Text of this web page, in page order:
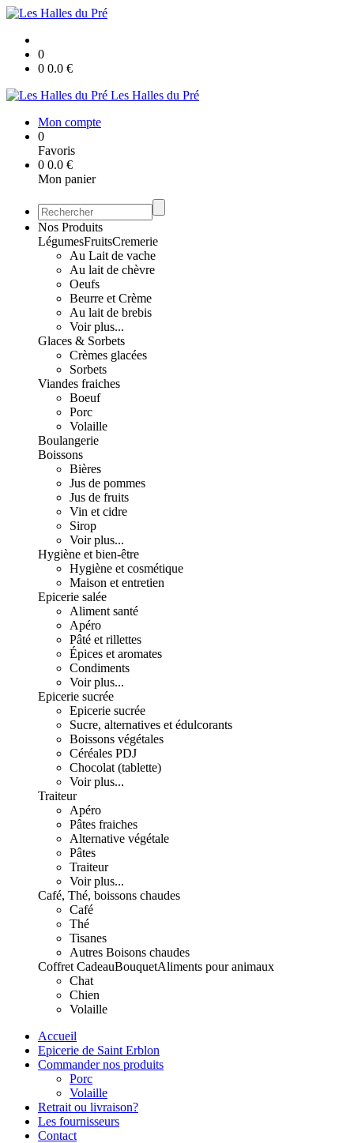
0
0 0.0 €
Les Halles du Pré
Mon compte
0
Favoris
0 0.0 €
Mon panier
Nos Produits
LégumesFruitsCremerie
Au Lait de vache
Au lait de chèvre
Oeufs
Beurre et Crème
Au lait de brebis
Voir plus...
Glaces & Sorbets
Crèmes glacées
Sorbets
Viandes fraiches
Boeuf
Porc
Volaille
Boulangerie
Boissons
Bières
Jus de pommes
Jus de fruits
Vin et cidre
Sirop
Voir plus...
Hygiène et bien-être
Hygiène et cosmétique
Maison et entretien
Epicerie salée
Aliment santé
Apéro
Pâté et rillettes
Épices et aromates
Condiments
Voir plus...
Epicerie sucrée
Epicerie sucrée
Sucre, alternatives et édulcorants
Boissons végétales
Céréales PDJ
Chocolat (tablette)
Voir plus...
Traiteur
Apéro
Pâtes fraiches
Alternative végétale
Pâtes
Traiteur
Voir plus...
Café, Thé, boissons chaudes
Café
Thé
Tisanes
Autres Boisons chaudes
Coffret CadeauBouquetAliments pour animaux
Chat
Chien
Volaille
Accueil
Epicerie de Saint Erblon
Commander nos produits
Porc
Volaille
Retrait ou livraison?
Les fournisseurs
Contact